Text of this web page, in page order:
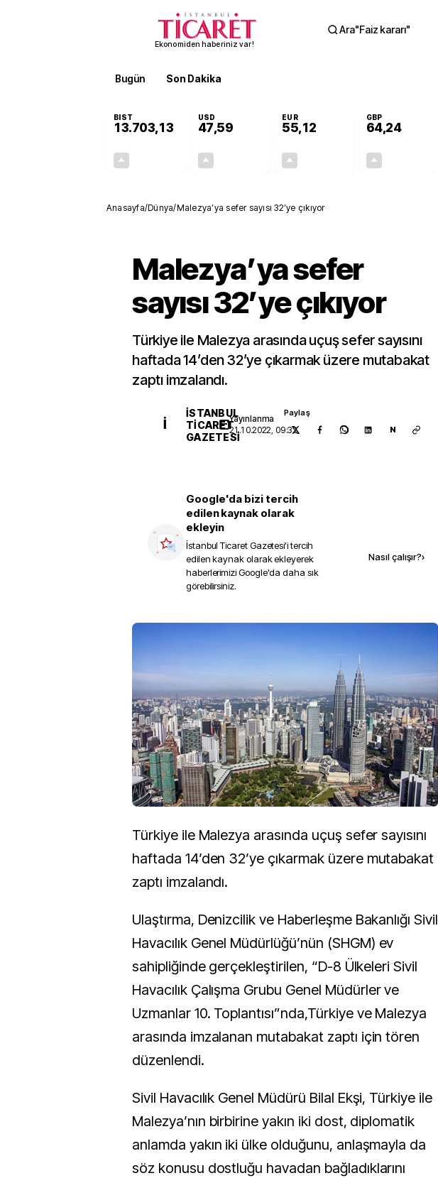
Ekonomiden haberiniz var!
Ara"Faiz kararı"
Bugün Son Dakika
BIST
13.703,13
USD
47,59
EUR
55,12
GBP
64,24
Anasayfa/Dünya/Malezya’ya sefer sayısı 32’ye çıkıyor
Malezya’ya sefer
sayısı 32’ye çıkıyor
Türkiye ile Malezya arasında uçuş sefer sayısını
haftada 14’den 32’ye çıkarmak üzere mutabakat
zaptı imzalandı.
İ
İSTANBUL
TICARET
GAZETESI
Yayınlanma
21.10.2022, 09:32
Paylaş
N
Google'da bizi tercih
edilen kaynak olarak
ekleyin
İstanbul Ticaret Gazetesi'i tercih
edilen kaynak olarak ekleyerek
haberlerimizi Google'da daha sık
görebilirsiniz.
Nasıl çalışır?›
Türkiye ile Malezya arasında uçuş sefer sayısını
haftada 14’den 32’ye çıkarmak üzere mutabakat
zaptı imzalandı.
Ulaştırma, Denizcilik ve Haberleşme Bakanlığı Sivil
Havacılık Genel Müdürlüğü’nün (SHGM) ev
sahipliğinde gerçekleştirilen, “D-8 Ülkeleri Sivil
Havacılık Çalışma Grubu Genel Müdürler ve
Uzmanlar 10. Toplantısı”nda,Türkiye ve Malezya
arasında imzalanan mutabakat zaptı için tören
düzenlendi.
Sivil Havacılık Genel Müdürü Bilal Ekşi, Türkiye ile
Malezya’nın birbirine yakın iki dost, diplomatik
anlamda yakın iki ülke olduğunu, anlaşmayla da
söz konusu dostluğu havadan bağladıklarını